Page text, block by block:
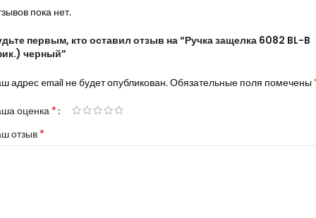
пока нет.
первым, кто оставил отзыв на “Ручка защелка 6082 BL-B
черный”
адрес email не будет опубликован.Обязательные поля помечены
оценка *
отзыв*